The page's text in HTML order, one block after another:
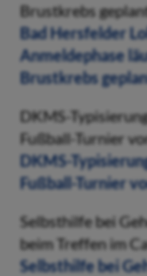
Brustkrebs
Bad Hersfelder
Anmeldephase
Brustkrebs
DKMS-
Fußball-Turnier
DKMS-
Fußball-Turnier
Selbsthilfe bei
beim Treffen im
Selbsthilfe bei